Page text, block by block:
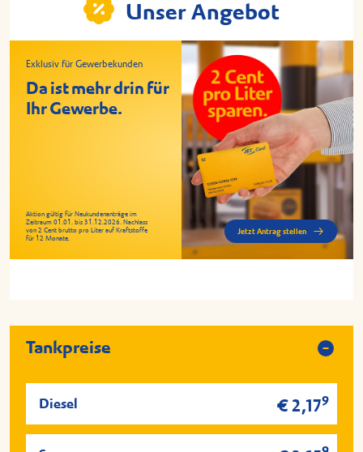
Unser Angebot
Exklusiv für Gewerbekunden
Da ist mehr drin für
Ihr Gewerbe.
Aktion gültig für Neukundenanträge im
Zeitraum 01.01. bis 31.12.2026. Nachlass
von 2 Cent brutto pro Liter auf Kraftstoffe
für 12 Monate.
Jetzt Antrag stellen
Tankpreise
Diesel € 2,179